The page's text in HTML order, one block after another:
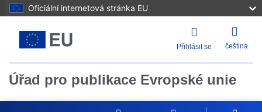
Oficiální internetová stránka EU
Přihlásit se čeština
Úřad pro publikace Evropské unie